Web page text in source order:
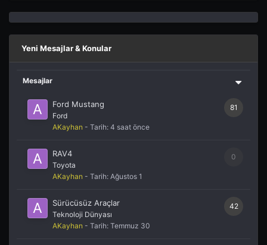
Yeni Mesajlar & Konular
Mesajlar
81
Ford Mustang
Ford
AKayhan - Tarih: 4 saat önce
0
RAV4
Toyota
AKayhan - Tarih: Ağustos 1
42
Sürücüsüz Araçlar
Teknoloji Dünyası
AKayhan - Tarih: Temmuz 30